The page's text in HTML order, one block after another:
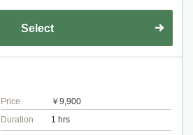
Select
Price
￥9,900
Duration
1 hrs